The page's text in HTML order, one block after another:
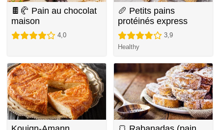
🍫🥐 Pain au chocolat
maison
4,0
🥖 Petits pains
protéinés express
3,9
Healthy